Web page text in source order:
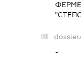
-